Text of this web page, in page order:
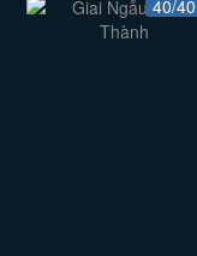
40/40